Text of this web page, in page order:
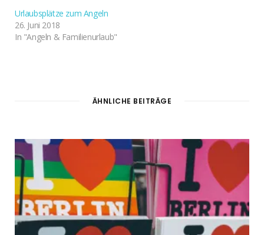
Urlaubsplätze zum Angeln
26. Juni 2018
In "Angeln & Familienurlaub"
ÄHNLICHE BEITRÄGE